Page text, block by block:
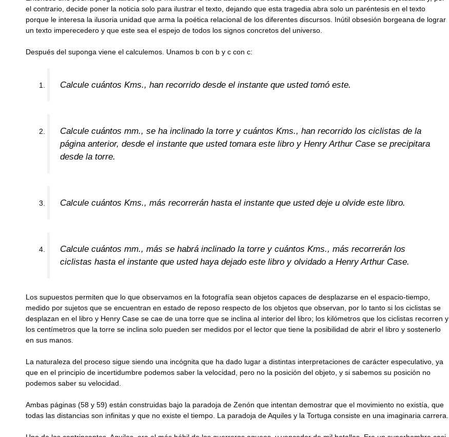
el contrario, decide poner la noticia solo para ilustrar el texto, dejando que esta tragedia abra solo un paréntesis en el texto
porque le interesa la ilusoria unidad que arma la poética relacional de los diferentes discursos. Inútil obsesión borgeana de lograr
un texto imperecedero y que este sea el espejo de todos los signos concretos del universo.
Después del suponga viene el calculemos. Unamos b con b y c con c:
Calcule cuántos Kms., han recorrido desde el instante que usted tomó este.
Calcule cuántos mm., se ha inclinado la torre y cuántos Kms., han recorrido los ciclistas de la
página anterior, desde el instante que usted tomara este libro y Henry Arthur Case se precipitara
desde la torre.
Calcule cuántos Kms., más recorrerán hasta el instante que usted deje u olvide este libro.
Calcule cuántos mm., más se habrá inclinado la torre y cuántos Kms., más recorrerán los
ciclistas hasta el instante que usted haya dejado este libro y olvidado a Henry Arthur Case.
Los supuestos permiten que lo que observamos en la fotografía sean objetos capaces de desplazarse en el espacio-tiempo,
medido por sujetos que se encuentran en estado de reposo respecto de los objetos que observan, por lo tanto si los ciclistas se
desplazan en el libro y Henry Case se cae de una torre que se inclina al interior del libro; los kilómetros que los ciclistas recorren y
los centímetros que la torre se inclina solo pueden ser medidos por el lector que tiene la posibilidad de abrir el libro y sostenerlo
en sus manos.
La naturaleza del proceso sigue siendo una incógnita que ha dado lugar a distintas interpretaciones de carácter especulativo, ya
que en el principio de incertidumbre podemos saber la velocidad, pero no la posición del objeto, y si sabemos su posición no
podemos saber su velocidad.
Ambas páginas (58 y 59) están construidas bajo la paradoja de Zenón que intentan demostrar que el movimiento no existía, que
todas las distancias son infinitas y que no existe el tiempo. La paradoja de Aquiles y la Tortuga consiste en una imaginaria carrera.